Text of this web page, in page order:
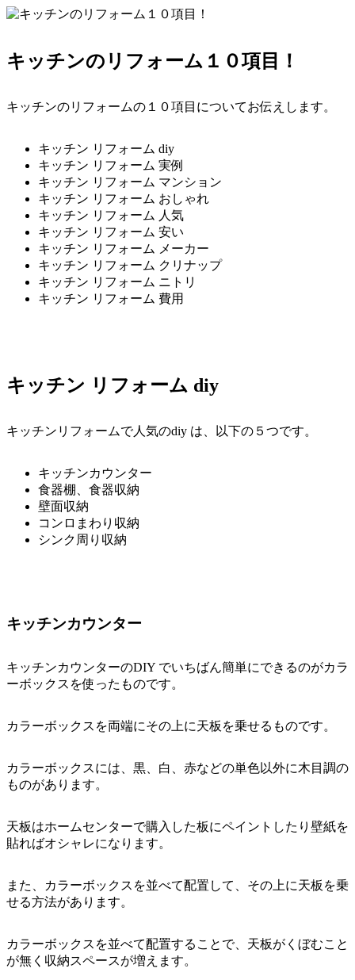
キッチンのリフォーム１０項目！
キッチンのリフォームの１０項目についてお伝えします。
キッチン リフォーム diy
キッチン リフォーム 実例
キッチン リフォーム マンション
キッチン リフォーム おしゃれ
キッチン リフォーム 人気
キッチン リフォーム 安い
キッチン リフォーム メーカー
キッチン リフォーム クリナップ
キッチン リフォーム ニトリ
キッチン リフォーム 費用
キッチン リフォーム diy
キッチンリフォームで人気のdiy は、以下の５つです。
キッチンカウンター
食器棚、食器収納
壁面収納
コンロまわり収納
シンク周り収納
キッチンカウンター
キッチンカウンターのDIY でいちばん簡単にできるのがカラ
ーボックスを使ったものです。
カラーボックスを両端にその上に天板を乗せるものです。
カラーボックスには、黒、白、赤などの単色以外に木目調の
ものがあります。
天板はホームセンターで購入した板にペイントしたり壁紙を
貼ればオシャレになります。
また、カラーボックスを並べて配置して、その上に天板を乗
せる方法があります。
カラーボックスを並べて配置することで、天板がくぼむこと
が無く収納スペースが増えます。